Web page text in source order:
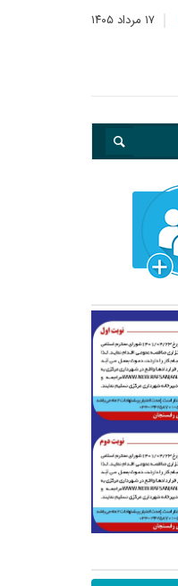
۱۷ مرداد ۱۴۰۵